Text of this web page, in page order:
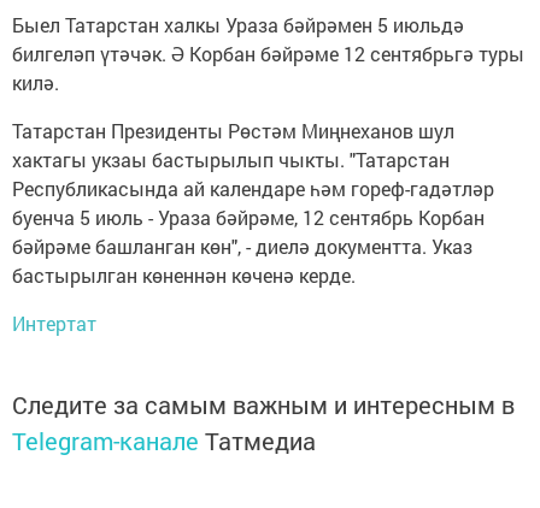
Быел Татарстан халкы Ураза бәйрәмен 5 июльдә
билгеләп үтәчәк. Ә Корбан бәйрәме 12 сентябрьгә туры
килә.
Татарстан Президенты Рөстәм Миңнеханов шул
хактагы укзаы бастырылып чыкты. "Татарстан
Республикасында ай календаре һәм гореф-гадәтләр
буенча 5 июль - Ураза бәйрәме, 12 сентябрь Корбан
бәйрәме башланган көн", - диелә документта. Указ
бастырылган көненнән көченә керде.
Интертат
Следите за самым важным и интересным в
Telegram-канале Татмедиа